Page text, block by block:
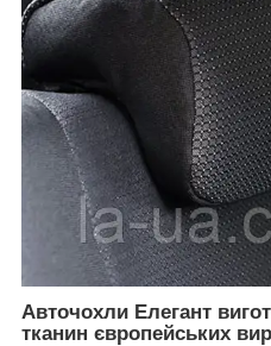
Авточохли Елегант
тканин європейських